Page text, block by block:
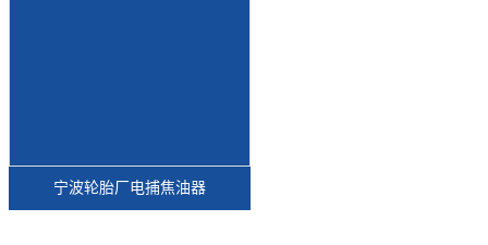
宁波轮胎厂电捕焦油器